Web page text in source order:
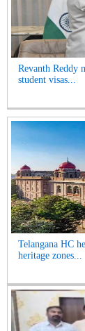
Revanth Reddy
student visas...
Telangana HC
heritage zones...